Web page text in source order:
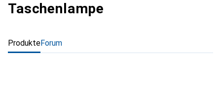
Taschenlampe
ProdukteForum